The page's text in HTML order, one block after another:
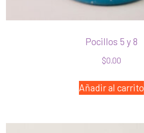
Pocillos 5 y 8
$0.00
Añadir al carrito